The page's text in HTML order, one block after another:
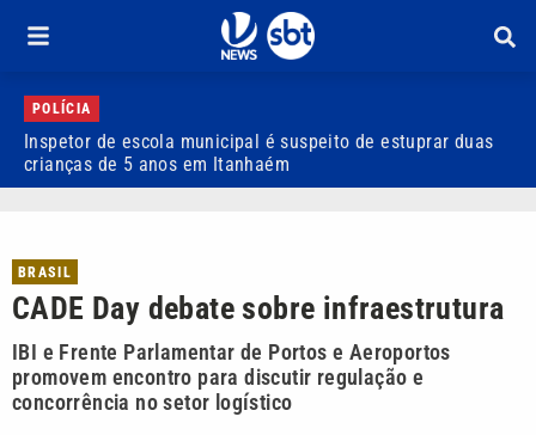
POLÍCIA
Inspetor de escola municipal é suspeito de estuprar duas
crianças de 5 anos em Itanhaém
BRASIL
CADE Day debate sobre infraestrutura
IBI e Frente Parlamentar de Portos e Aeroportos
promovem encontro para discutir regulação e
concorrência no setor logístico